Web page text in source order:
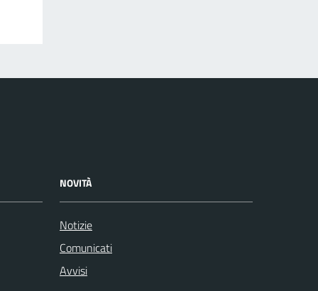
NOVITÀ
Notizie
Comunicati
Avvisi